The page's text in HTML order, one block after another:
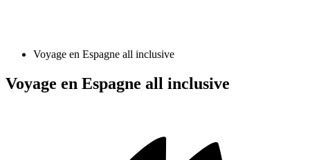
Voyage en Espagne all inclusive
Voyage en Espagne all inclusive